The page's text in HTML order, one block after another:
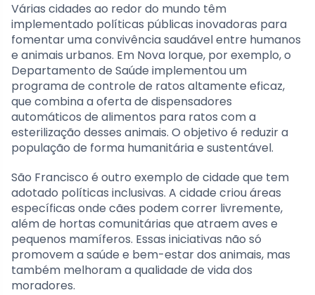
Várias cidades ao redor do mundo têm
implementado políticas públicas inovadoras para
fomentar uma convivência saudável entre humanos
e animais urbanos. Em Nova Iorque, por exemplo, o
Departamento de Saúde implementou um
programa de controle de ratos altamente eficaz,
que combina a oferta de dispensadores
automáticos de alimentos para ratos com a
esterilização desses animais. O objetivo é reduzir a
população de forma humanitária e sustentável.
São Francisco é outro exemplo de cidade que tem
adotado políticas inclusivas. A cidade criou áreas
específicas onde cães podem correr livremente,
além de hortas comunitárias que atraem aves e
pequenos mamíferos. Essas iniciativas não só
promovem a saúde e bem-estar dos animais, mas
também melhoram a qualidade de vida dos
moradores.